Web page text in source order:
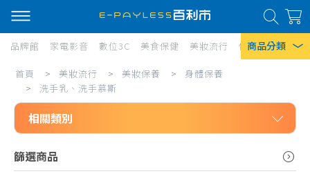
商品分類
熱門搜尋
風扇
口罩
除濕機
品牌館 家電影音 數位3C 美食保健 美妝流行 傢俱寢具 居
洗
乳、
洗
手
首頁 > 美妝流行 > 美妝保養 >
身體保養
>
洗手乳、洗手慕斯
相關類別
美妝保養
篩選商品